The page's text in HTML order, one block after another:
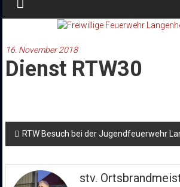
16. November 2018
Dienst RTW30
Beitragsnavigation
RTW Besuch bei der Jugendfeuerwehr
stv.